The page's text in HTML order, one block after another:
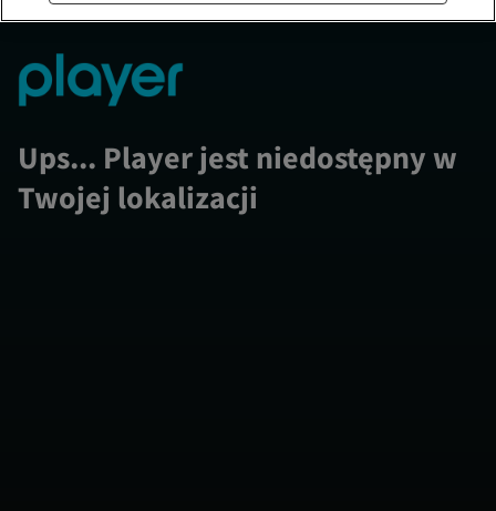
Ups... Player jest niedostępny w
Twojej lokalizacji